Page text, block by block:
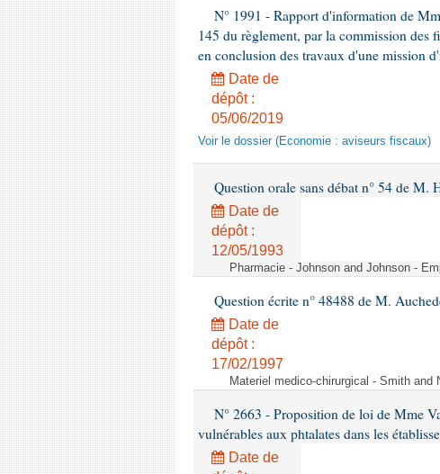
N° 1991 - Rapport d'information de
145 du règlement, par la commission des
en conclusion des travaux d'une mission
Date de
dépôt :
05/06/2019
Voir le dossier (Economie : aviseurs fiscaux)
Question orale sans débat n° 54 de M.
Date de
dépôt :
12/05/1993
Pharmacie - Johnson and Johnson -
Question écrite n° 48488 de M.
Date de
dépôt :
17/02/1997
Materiel medico-chirurgical - Smith
N° 2663 - Proposition de loi de Mme
vulnérables aux phtalates dans les
Date de